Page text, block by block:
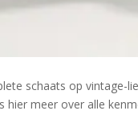
schaats op vintage-
hier meer over alle